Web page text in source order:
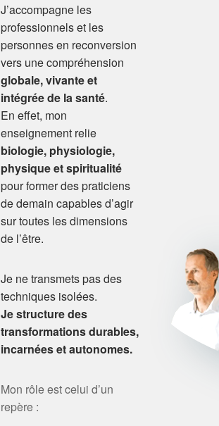
J’accompagne les
professionnels et les
personnes en reconversion
vers une compréhension
globale, vivante et
intégrée de la santé.
En effet, mon
enseignement relie
biologie, physiologie,
physique et spiritualité
pour former des praticiens
de demain capables d’agir
sur toutes les dimensions
de l’être.
Je ne transmets pas des
techniques isolées.
Je structure des
transformations durables,
incarnées et autonomes.
Mon rôle est celui d’un
repère :